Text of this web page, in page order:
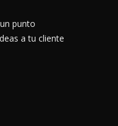
punto
a tu cliente